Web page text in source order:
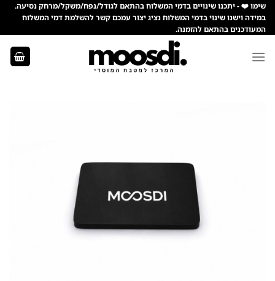
Skip
content
שימו ❤️ - יתכנו שינויים בדמי המשלוח בהתאם לגודל/נפח/משקל/מרחק נסיעה.
במידה וישנו שינוי בדמי המשלוח נציג יצור עמכם קשר להשלמת דמי המשלוח
המעודכנים בהתאם להזמנה.